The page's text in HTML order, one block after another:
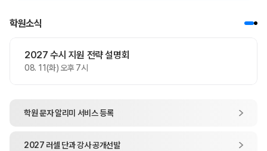
학원소식
2027 수시 지원 전략 설명회
08. 11(화) 오후 7시
학원 문자 알리미 서비스 등록
2027 러셀 단과강사 공개선발